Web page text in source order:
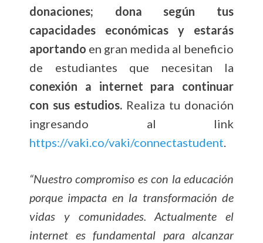
donaciones; dona según tus
capacidades económicas y estarás
aportando en gran medida al beneficio
de estudiantes que necesitan la
conexión a internet para continuar
con sus estudios. Realiza tu donación
ingresando al link
https://vaki.co/vaki/connectastudent.
“Nuestro compromiso es con la educación
porque impacta en la transformación de
vidas y comunidades. Actualmente el
internet es fundamental para alcanzar